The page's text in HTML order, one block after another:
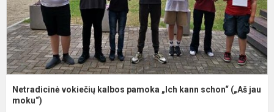
Netradicinė vokiečių kalbos pamoka „Ich kann schon“ („Aš jau
moku“)